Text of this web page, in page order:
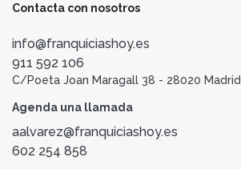
Contacta con nosotros
info@franquiciashoy.es
911 592 106
C/Poeta Joan Maragall 38 - 28020 Madrid
Agenda una llamada
aalvarez@franquiciashoy.es
602 254 858